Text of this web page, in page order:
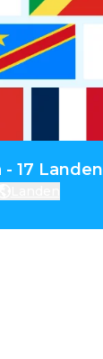
- 17 Landen